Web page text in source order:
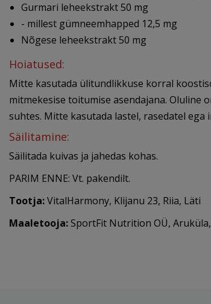
Gurmari leheekstrakt 50 mg
- millest gümneemhapped 12,5 mg
Nõgese leheekstrakt 50 mg
Hoiatused:
Mitte kasutada ülitundlikkuse korral
mitmekesise toitumise asendajana.
suhtes. Mitte kasutada lastel, rasedatel ega
Säilitamine:
Säilitada kuivas ja jahedas kohas.
PARIM ENNE: Vt. pakendilt.
Tootja:VitalHarmony, Klijanu 23, Riia, Läti
Maaletooja:SportFit Nutrition OÜ,